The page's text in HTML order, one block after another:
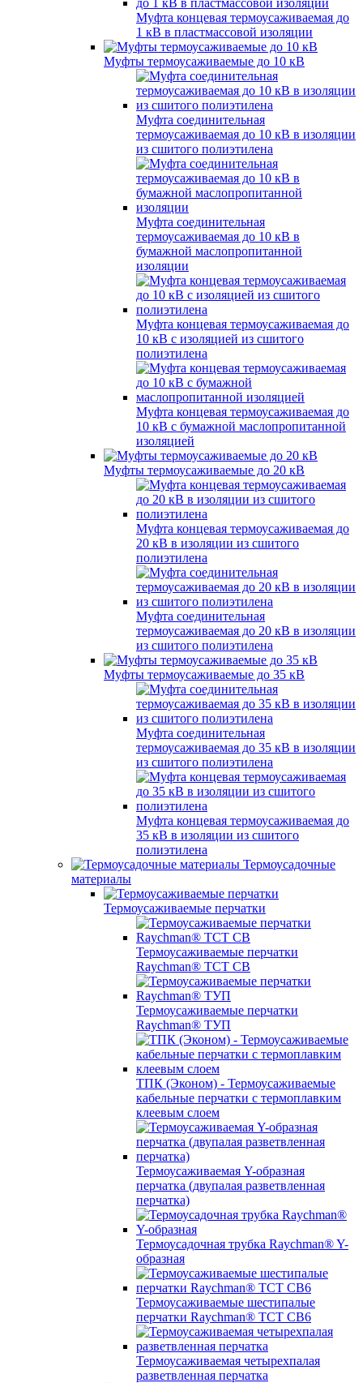
Муфта концевая термоусаживаемая до
1 кВ в пластмассовой изоляции
Муфты термоусаживаемые до 10 кВ
Муфта соединительная
термоусаживаемая до 10 кВ в изоляции
из сшитого полиэтилена
Муфта соединительная
термоусаживаемая до 10 кВ в
бумажной маслопропитанной
изоляции
Муфта концевая термоусаживаемая до
10 кВ с изоляцией из сшитого
полиэтилена
Муфта концевая термоусаживаемая до
10 кВ с бумажной маслопропитанной
изоляцией
Муфты термоусаживаемые до 20 кВ
Муфта концевая термоусаживаемая до
20 кВ в изоляции из сшитого
полиэтилена
Муфта соединительная
термоусаживаемая до 20 кВ в изоляции
из сшитого полиэтилена
Муфты термоусаживаемые до 35 кВ
Муфта соединительная
термоусаживаемая до 35 кВ в изоляции
из сшитого полиэтилена
Муфта концевая термоусаживаемая до
35 кВ в изоляции из сшитого
полиэтилена
Термоусадочные
материалы
Термоусаживаемые перчатки
Термоусаживаемые перчатки
Raychman® TCT CB
Термоусаживаемые перчатки
Raychman® ТУП
ТПК (Эконом) - Термоусаживаемые
кабельные перчатки с термоплавким
клеевым слоем
Термоусаживаемая Y-образная
перчатка (двупалая разветвленная
перчатка)
Термоусадочная трубка Raychman® Y-
образная
Термоусаживаемые шестипалые
перчатки Raychman® ТСТ СВ6
Термоусаживаемая четырехпалая
разветвленная перчатка